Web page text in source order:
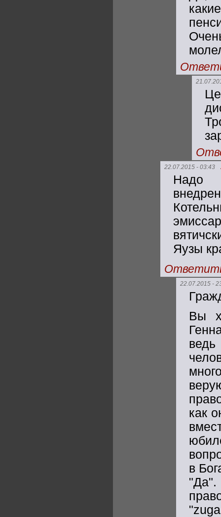
22.07.2015 - 03:43
Надо
Яузы
22.07.2015 -
Вы
как
в